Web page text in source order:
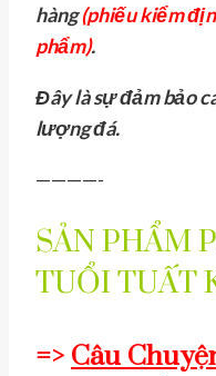
hàng(phiếu kiểm
phẩm).
Đây là sự đảm bảo
lượng đá.
————-
SẢN PHẨM
TUỔI TUẤT
=> Câu